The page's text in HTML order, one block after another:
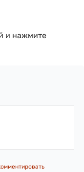
и нажмите